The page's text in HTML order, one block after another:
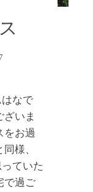
なで
いま
をお過
様、
ていた
で過ご